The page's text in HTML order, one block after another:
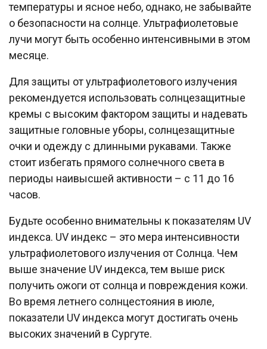
температуры и ясное небо, однако, не забывайте
о безопасности на солнце. Ультрафиолетовые
лучи могут быть особенно интенсивными в этом
месяце.
Для защиты от ультрафиолетового излучения
рекомендуется использовать солнцезащитные
кремы с высоким фактором защиты и надевать
защитные головные уборы, солнцезащитные
очки и одежду с длинными рукавами. Также
стоит избегать прямого солнечного света в
периоды наивысшей активности – с 11 до 16
часов.
Будьте особенно внимательны к показателям UV
индекса. UV индекс – это мера интенсивности
ультрафиолетового излучения от Солнца. Чем
выше значение UV индекса, тем выше риск
получить ожоги от солнца и повреждения кожи.
Во время летнего солнцестояния в июле,
показатели UV индекса могут достигать очень
высоких значений в Сургуте.